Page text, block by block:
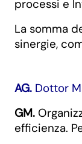
processi e
La somma
sinergie,
AG. Dottor
GM.
efficienza.